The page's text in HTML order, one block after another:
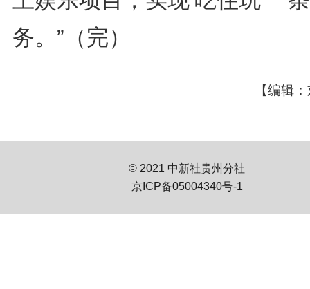
务。”（完）
【编辑
© 2021 中新社贵州分社
京ICP备05004340号-1